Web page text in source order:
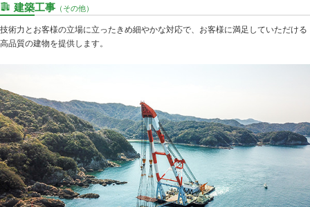
建築工事 （その他）
技術力とお客様の立場に立ったきめ細やかな対応で、お客様に満足していただける
高品質の建物を提供します。